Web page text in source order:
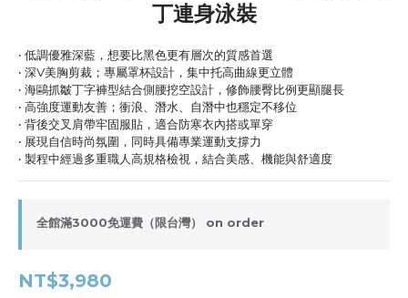
丁連身泳裝
‧ 低調優雅深藍，想要比黑色更有層次的質感首選
‧ 深V美胸剪裁；專屬罩杯設計，集中托高曲線更立體
‧ 海鷗抓皺丁字褲型結合側腰挖空設計，修飾腰臀比例更顯腿長
‧ 高強度運動友善；衝浪、潛水、自潛中也穩定不移位
‧ 背後交叉肩帶牢固服貼，適合防寒衣內搭或單穿
‧ 展現自信時尚氛圍，同時具備專業運動支撐力
‧ 製程中經過多重職人高規格檢視，結合美感、機能與舒適度
全館滿3000免運費（限台灣） on order
NT$3,980